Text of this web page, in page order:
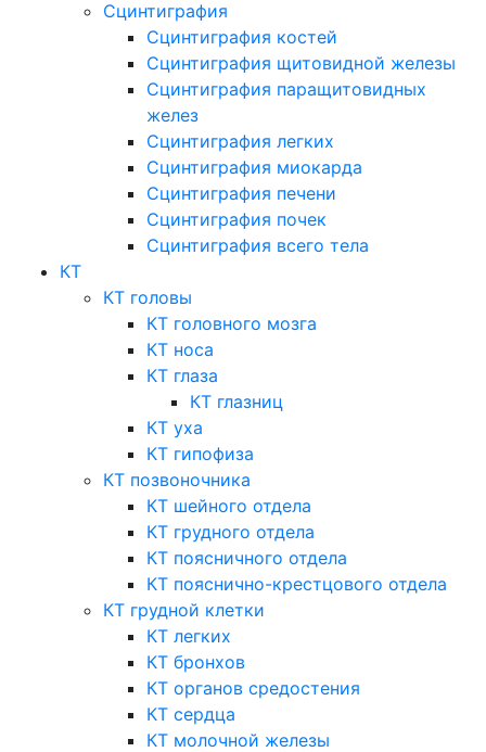
Сцинтиграфия
Сцинтиграфия костей
Сцинтиграфия щитовидной железы
Сцинтиграфия паращитовидных
желез
Сцинтиграфия легких
Сцинтиграфия миокарда
Сцинтиграфия печени
Сцинтиграфия почек
Сцинтиграфия всего тела
КТ
КТ головы
КТ головного мозга
КТ носа
КТ глаза
КТ глазниц
КТ уха
КТ гипофиза
КТ позвоночника
КТ шейного отдела
КТ грудного отдела
КТ поясничного отдела
КТ пояснично-крестцового отдела
КТ грудной клетки
КТ легких
КТ бронхов
КТ органов средостения
КТ сердца
КТ молочной железы